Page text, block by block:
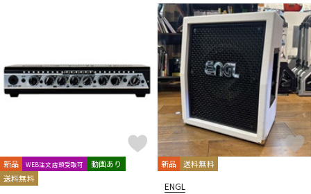
新品 WEB注文店頭受取可
動画あり
送料無料
新品 送料無料
ENGL